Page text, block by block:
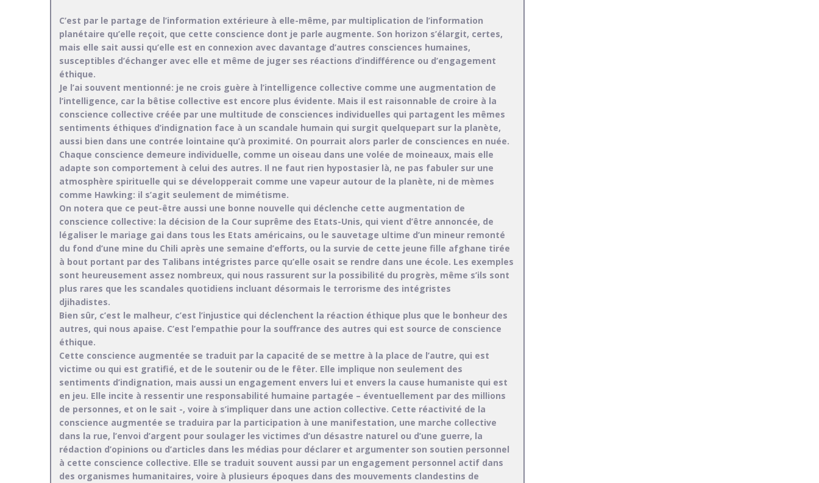
C’est par le partage de l’information extérieure à elle-même, par multiplication de l’information
planétaire qu’elle reçoit, que cette conscience dont je parle augmente. Son horizon s’élargit, certes,
mais elle sait aussi qu’elle est en connexion avec davantage d’autres consciences humaines,
susceptibles d’échanger avec elle et même de juger ses réactions d’indifférence ou d’engagement
éthique.
Je l’ai souvent mentionné: je ne crois guère à l’intelligence collective comme une augmentation de
l’intelligence, car la bêtise collective est encore plus évidente. Mais il est raisonnable de croire à la
conscience collective créée par une multitude de consciences individuelles qui partagent les mêmes
sentiments éthiques d’indignation face à un scandale humain qui surgit quelquepart sur la planète,
aussi bien dans une contrée lointaine qu’à proximité. On pourrait alors parler de consciences en nuée.
Chaque conscience demeure individuelle, comme un oiseau dans une volée de moineaux, mais elle
adapte son comportement à celui des autres. Il ne faut rien hypostasier là, ne pas fabuler sur une
atmosphère spirituelle qui se développerait comme une vapeur autour de la planète, ni de mèmes
comme Hawking: il s’agit seulement de mimétisme.
On notera que ce peut-être aussi une bonne nouvelle qui déclenche cette augmentation de
conscience collective: la décision de la Cour suprême des Etats-Unis, qui vient d’être annoncée, de
légaliser le mariage gai dans tous les Etats américains, ou le sauvetage ultime d’un mineur remonté
du fond d’une mine du Chili après une semaine d’efforts, ou la survie de cette jeune fille afghane tirée
à bout portant par des Talibans intégristes parce qu’elle osait se rendre dans une école. Les exemples
sont heureusement assez nombreux, qui nous rassurent sur la possibilité du progrès, même s’ils sont
plus rares que les scandales quotidiens incluant désormais le terrorisme des intégristes
djihadistes.
Bien sûr, c’est le malheur, c’est l’injustice qui déclenchent la réaction éthique plus que le bonheur des
autres, qui nous apaise. C’est l’empathie pour la souffrance des autres qui est source de conscience
éthique.
Cette conscience augmentée se traduit par la capacité de se mettre à la place de l’autre, qui est
victime ou qui est gratifié, et de le soutenir ou de le fêter. Elle implique non seulement des
sentiments d’indignation, mais aussi un engagement envers lui et envers la cause humaniste qui est
en jeu. Elle incite à ressentir une responsabilité humaine partagée – éventuellement par des millions
de personnes, et on le sait -, voire à s’impliquer dans une action collective. Cette réactivité de la
conscience augmentée se traduira par la participation à une manifestation, une marche collective
dans la rue, l’envoi d’argent pour soulager les victimes d’un désastre naturel ou d’une guerre, la
rédaction d’opinions ou d’articles dans les médias pour déclarer et argumenter son soutien personnel
à cette conscience collective. Elle se traduit souvent aussi par un engagement personnel actif dans
des organismes humanitaires, voire à plusieurs époques dans des mouvements clandestins de